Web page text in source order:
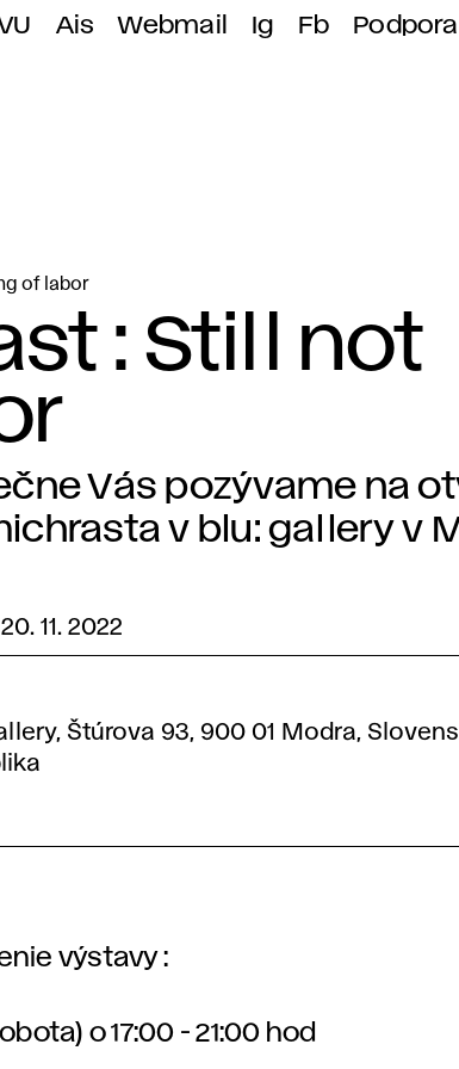
Ais Webmail Ig Fb
of labor
: Still not
Vás pozývame na
v blu: gallery v
20. 11. 2022
Štúrova 93, 900 01 Modra,
výstavy :
o 17:00 - 21:00 hod